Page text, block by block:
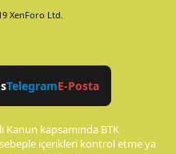
XenForo Ltd.
TelegramE-Posta
Kanun kapsamında BTK
sebeple içerikleri kontrol etme ya